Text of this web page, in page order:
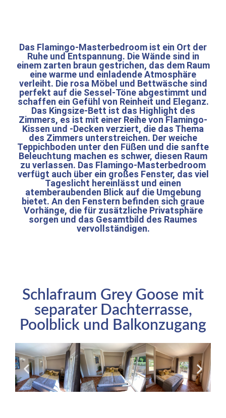
Das Flamingo-Masterbedroom ist ein Ort der
Ruhe und Entspannung. Die Wände sind in
einem zarten braun gestrichen, das dem Raum
eine warme und einladende Atmosphäre
verleiht. Die rosa Möbel und Bettwäsche sind
perfekt auf die Sessel-Töne abgestimmt und
schaffen ein Gefühl von Reinheit und Eleganz.
Das Kingsize-Bett ist das Highlight des
Zimmers, es ist mit einer Reihe von Flamingo-
Kissen und -Decken verziert, die das Thema
des Zimmers unterstreichen. Der weiche
Teppichboden unter den Füßen und die sanfte
Beleuchtung machen es schwer, diesen Raum
zu verlassen. Das Flamingo-Masterbedroom
verfügt auch über ein großes Fenster, das viel
Tageslicht hereinlässt und einen
atemberaubenden Blick auf die Umgebung
bietet. An den Fenstern befinden sich graue
Vorhänge, die für zusätzliche Privatsphäre
sorgen und das Gesamtbild des Raumes
vervollständigen.
Schlafraum Grey Goose mit
separater Dachterrasse,
Poolblick und Balkonzugang